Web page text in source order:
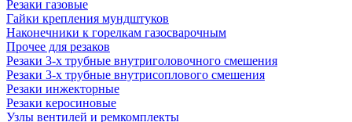
Резаки газовые
Гайки крепления мундштуков
Наконечники к горелкам газосварочным
Прочее для резаков
Резаки 3-х трубные внутриголовочного смешения
Резаки 3-х трубные внутрисоплового смешения
Резаки инжекторные
Резаки керосиновые
Узлы вентилей и ремкомплекты